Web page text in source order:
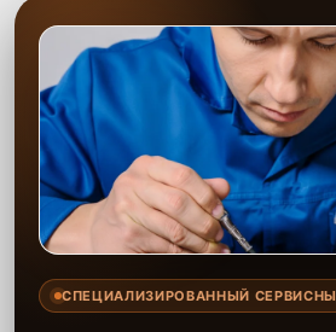
СПЕЦИАЛИЗИРОВАННЫЙ СЕРВИСНЫЙ